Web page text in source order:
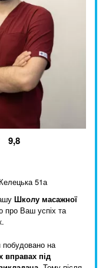
9,8
51а
Школу масажної
про Ваш успіх та
на
вправах під